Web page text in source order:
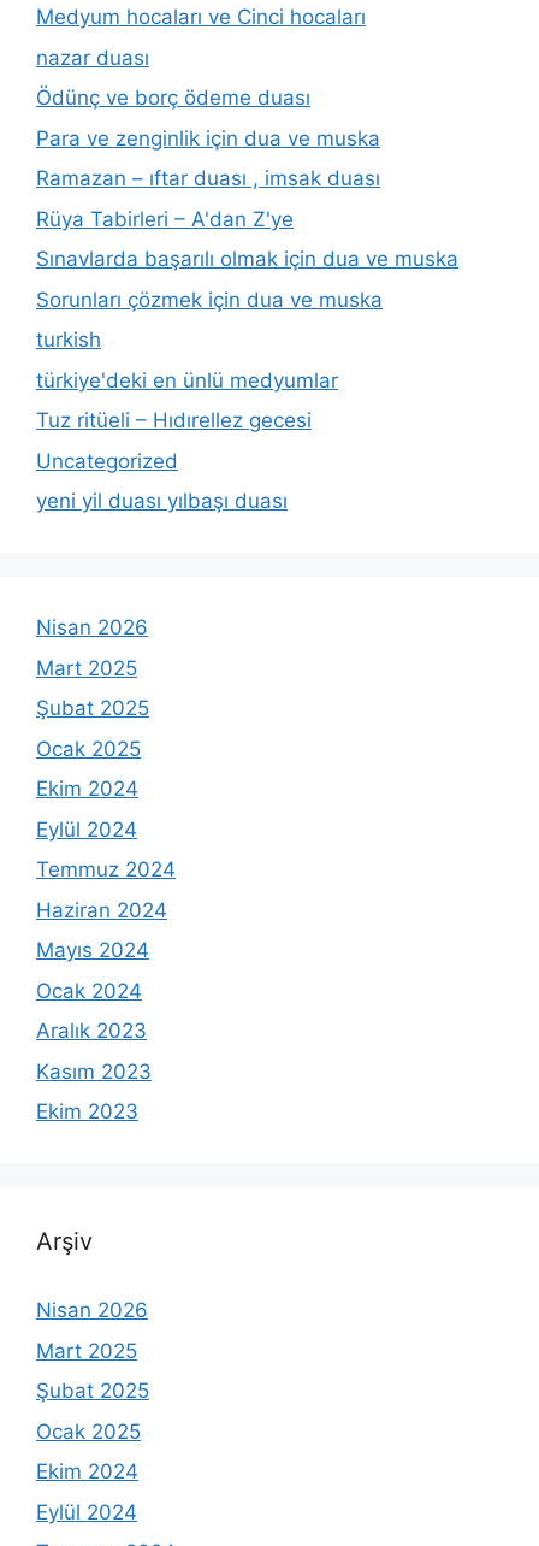
Medyum hocaları ve Cinci hocaları
nazar duası
Ödünç ve borç ödeme duası
Para ve zenginlik için dua ve muska
Ramazan – ıftar duası , imsak duası
Rüya Tabirleri – A'dan Z'ye
Sınavlarda başarılı olmak için dua ve muska
Sorunları çözmek için dua ve muska
turkish
türkiye'deki en ünlü medyumlar
Tuz ritüeli – Hıdırellez gecesi
Uncategorized
yeni yil duası yılbaşı duası
Nisan 2026
Mart 2025
Şubat 2025
Ocak 2025
Ekim 2024
Eylül 2024
Temmuz 2024
Haziran 2024
Mayıs 2024
Ocak 2024
Aralık 2023
Kasım 2023
Ekim 2023
Arşiv
Nisan 2026
Mart 2025
Şubat 2025
Ocak 2025
Ekim 2024
Eylül 2024